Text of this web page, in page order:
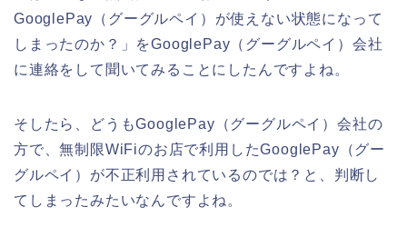
GooglePay（グーグルペイ）が使えない状態になって
しまったのか？」をGooglePay（グーグルペイ）会社
に連絡をして聞いてみることにしたんですよね。
そしたら、どうもGooglePay（グーグルペイ）会社の
方で、無制限WiFiのお店で利用したGooglePay（グー
グルペイ）が不正利用されているのでは？と、判断し
てしまったみたいなんですよね。